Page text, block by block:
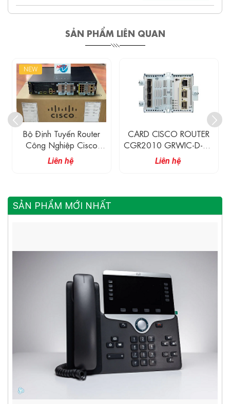
SẢN PHẨM LIÊN QUAN
NEW
Bộ Định Tuyến Router
Công Nghiệp Cisco
CGR2010/K9
Liên hệ
CARD CISCO ROUTER
CGR2010 GRWIC-D-ES-
6S
Liên hệ
SẢN PHẨM MỚI NHẤT